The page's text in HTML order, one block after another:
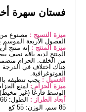
فستان سهرة
ميزة النسيج : مصنوع
الفصول الأربعة
ميزة المنتج : إنه منتج
المنتج لديه ياقة نصف
من الخلف. الحزام
هناك اختلاف في الدرجة
الفوتوغرافية.
الغسيل : يجب تنظيفه
ميزة الحزام : لمنع
الوسط فارغاً (غير
أبعاد الطراز :
85 سم، الوزن: 55 كغ